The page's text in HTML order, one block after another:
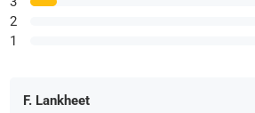
2
1
F. Lankheet